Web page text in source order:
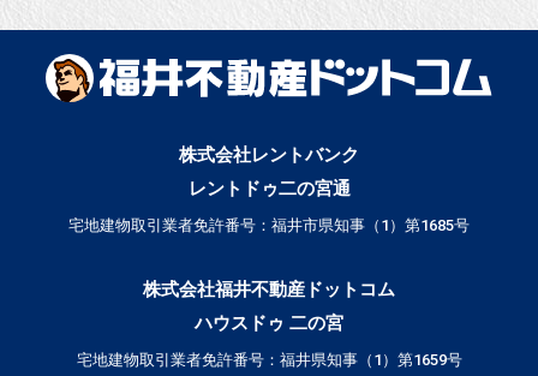
株式会社レントバンク
レントドゥ二の宮通
宅地建物取引業者免許番号：福井市県知事（1）第1685号
株式会社福井不動産ドットコム
ハウスドゥ 二の宮
宅地建物取引業者免許番号：福井県知事（1）第1659号